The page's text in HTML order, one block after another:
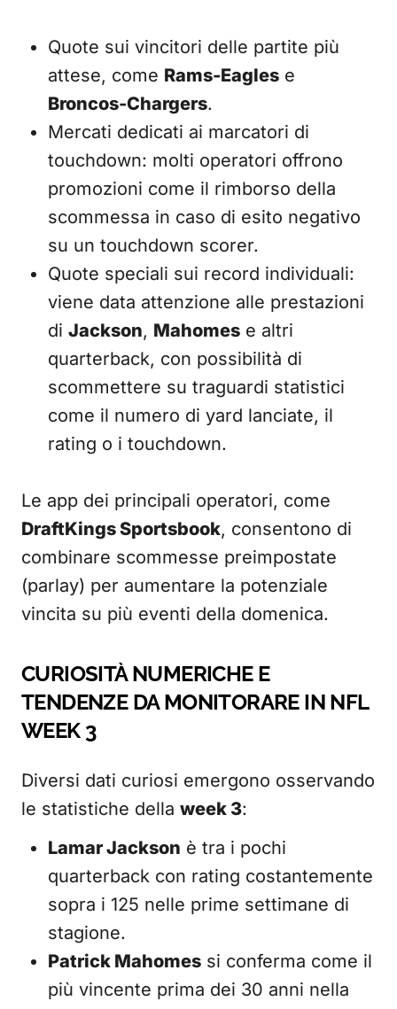
Quote sui vincitori delle partite più
attese, come Rams-Eagles e
Broncos-Chargers.
Mercati dedicati ai marcatori di
touchdown: molti operatori offrono
promozioni come il rimborso della
scommessa in caso di esito negativo
su un touchdown scorer.
Quote speciali sui record individuali:
viene data attenzione alle prestazioni
di Jackson, Mahomes e altri
quarterback, con possibilità di
scommettere su traguardi statistici
come il numero di yard lanciate, il
rating o i touchdown.
Le app dei principali operatori, come
DraftKings Sportsbook, consentono di
combinare scommesse preimpostate
(parlay) per aumentare la potenziale
vincita su più eventi della domenica.
CURIOSITÀ NUMERICHE E
TENDENZE DA MONITORARE IN NFL
WEEK 3
Diversi dati curiosi emergono osservando
le statistiche della week 3:
Lamar Jackson è tra i pochi
quarterback con rating costantemente
sopra i 125 nelle prime settimane di
stagione.
Patrick Mahomes si conferma come il
più vincente prima dei 30 anni nella